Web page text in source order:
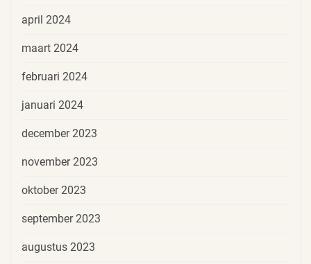
april 2024
maart 2024
februari 2024
januari 2024
december 2023
november 2023
oktober 2023
september 2023
augustus 2023